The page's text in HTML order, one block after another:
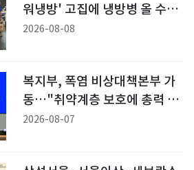
워냉방' 고집에 냉방병 올 수
도"
2026-08-08
복지부, 폭염 비상대책본부 가
동…"취약계층 보호에 총력 대
응"
2026-08-07